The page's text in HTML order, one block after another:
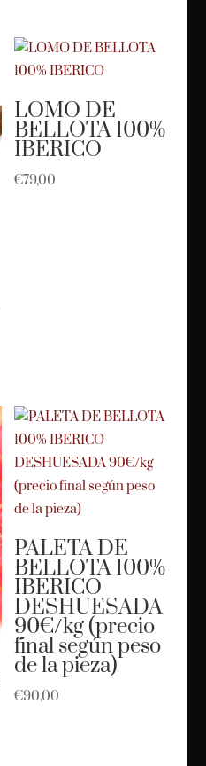
LOMO DE
BELLOTA 100%
IBERICO
€79,00
PALETA DE
BELLOTA 100%
IBERICO
DESHUESADA
90€/kg (precio
final según peso
de la pieza)
€90,00